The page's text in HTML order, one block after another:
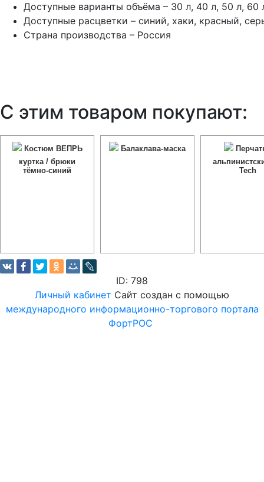
Доступные варианты объёма – 30 л, 40 л, 50 л, 60
Доступные расцветки – синий, хаки, красный,
Страна производства – Россия
С этим товаром покупают:
Костюм ВЕПРЬ
куртка / брюки
тёмно-синий
Балаклава-маска
Tech
ID: 798
Личный кабинет Сайт создан с помощью
международного информационно-торгового портала
ФортРОС